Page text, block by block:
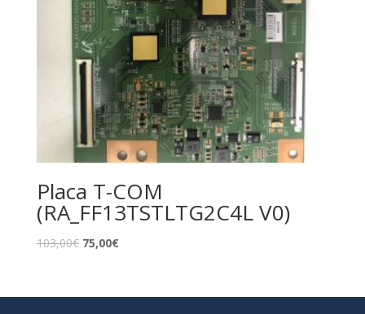
Placa T-COM
(RA_FF13TSTLTG2C4L V0)
103,00€ 75,00€